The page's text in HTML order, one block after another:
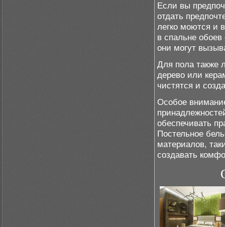
Если вы
отдать
легко моются и
в спальне
они могут
Для пола также
дерево или
чистятся и
Особое
обеспечивать
Постельное
материалов,
создавать